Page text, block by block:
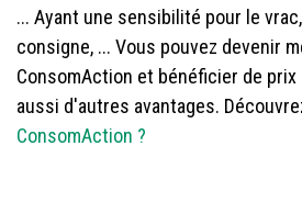
... Ayant une sensibilité pour le
consigne, ... Vous pouvez devenir
ConsomAction et bénéficier de
aussi d'autres avantages.
ConsomAction ?